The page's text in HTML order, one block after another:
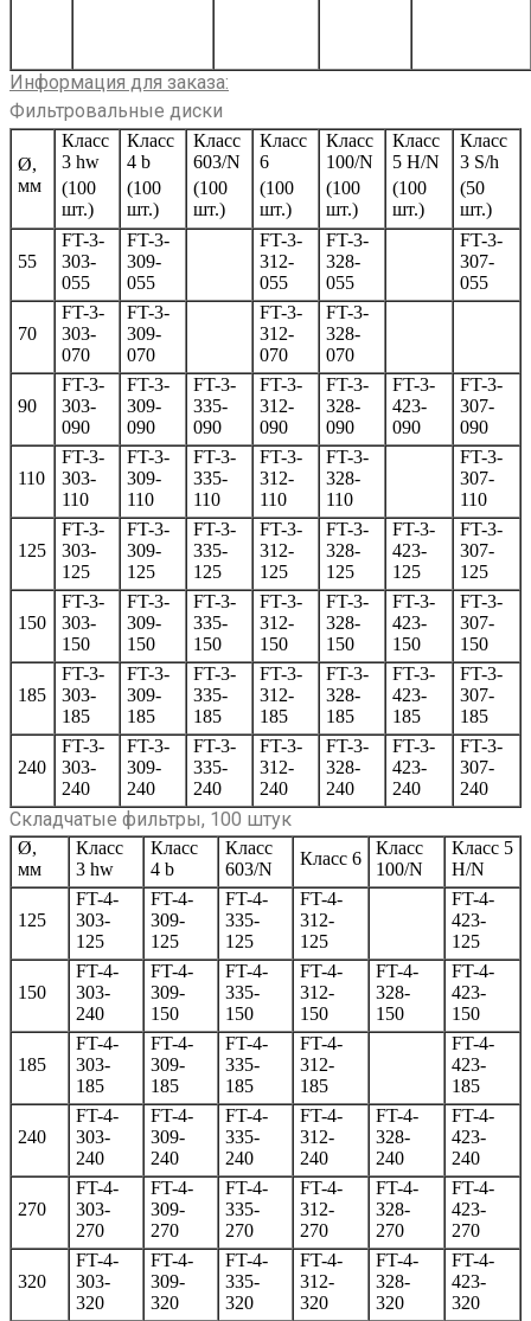
Информация для заказа:
Фильтровальные диски
Ø,
мм
Класс
3 hw
(100
шт.)
Класс
4 b
(100
шт.)
Класс
603/N
(100
шт.)
Класс
6
(100
шт.)
Класс
100/N
(100
шт.)
Класс
5 H/N
(100
шт.)
Класс
3 S/h
(50
шт.)
55
FT-3-
303-
055
FT-3-
309-
055
FT-3-
312-
055
FT-3-
328-
055
FT-3-
307-
055
70
FT-3-
303-
070
FT-3-
309-
070
FT-3-
312-
070
FT-3-
328-
070
90
FT-3-
303-
090
FT-3-
309-
090
FT-3-
335-
090
FT-3-
312-
090
FT-3-
328-
090
FT-3-
423-
090
FT-3-
307-
090
110
FT-3-
303-
110
FT-3-
309-
110
FT-3-
335-
110
FT-3-
312-
110
FT-3-
328-
110
FT-3-
307-
110
125
FT-3-
303-
125
FT-3-
309-
125
FT-3-
335-
125
FT-3-
312-
125
FT-3-
328-
125
FT-3-
423-
125
FT-3-
307-
125
150
FT-3-
303-
150
FT-3-
309-
150
FT-3-
335-
150
FT-3-
312-
150
FT-3-
328-
150
FT-3-
423-
150
FT-3-
307-
150
185
FT-3-
303-
185
FT-3-
309-
185
FT-3-
335-
185
FT-3-
312-
185
FT-3-
328-
185
FT-3-
423-
185
FT-3-
307-
185
240
FT-3-
303-
240
FT-3-
309-
240
FT-3-
335-
240
FT-3-
312-
240
FT-3-
328-
240
FT-3-
423-
240
FT-3-
307-
240
Складчатые фильтры, 100 штук
Ø,
мм
Класс
3 hw
Класс
4 b
Класс
603/N
Класс 6
Класс
100/N
Класс 5
H/N
125
FT-4-
303-
125
FT-4-
309-
125
FT-4-
335-
125
FT-4-
312-
125
FT-4-
423-
125
150
FT-4-
303-
240
FT-4-
309-
150
FT-4-
335-
150
FT-4-
312-
150
FT-4-
328-
150
FT-4-
423-
150
185
FT-4-
303-
185
FT-4-
309-
185
FT-4-
335-
185
FT-4-
312-
185
FT-4-
423-
185
240
FT-4-
303-
240
FT-4-
309-
240
FT-4-
335-
240
FT-4-
312-
240
FT-4-
328-
240
FT-4-
423-
240
270
FT-4-
303-
270
FT-4-
309-
270
FT-4-
335-
270
FT-4-
312-
270
FT-4-
328-
270
FT-4-
423-
270
320
FT-4-
303-
320
FT-4-
309-
320
FT-4-
335-
320
FT-4-
312-
320
FT-4-
328-
320
FT-4-
423-
320